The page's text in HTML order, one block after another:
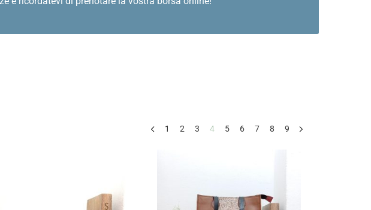
1
2 3 4 5 6 7 8 9